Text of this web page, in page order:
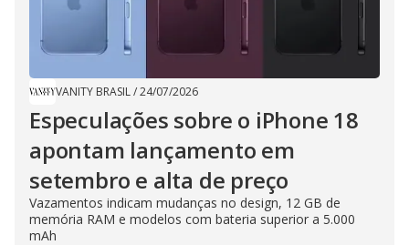
VANITY BRASIL/24/07/2026
Especulações sobre o iPhone 18
apontam lançamento em
setembro e alta de preço
Vazamentos indicam mudanças no design, 12 GB de
memória RAM e modelos com bateria superior a 5.000
mAh